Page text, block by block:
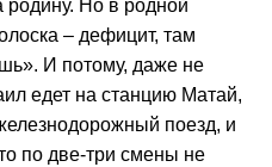
родину. Но в родной
– дефицит, там
И потому, даже не
едет на станцию Матай,
поезд, и
по две-три смены не